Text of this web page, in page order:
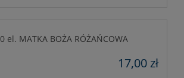
el. MATKA BOŻA RÓŻAŃCOWA
17,00 zł